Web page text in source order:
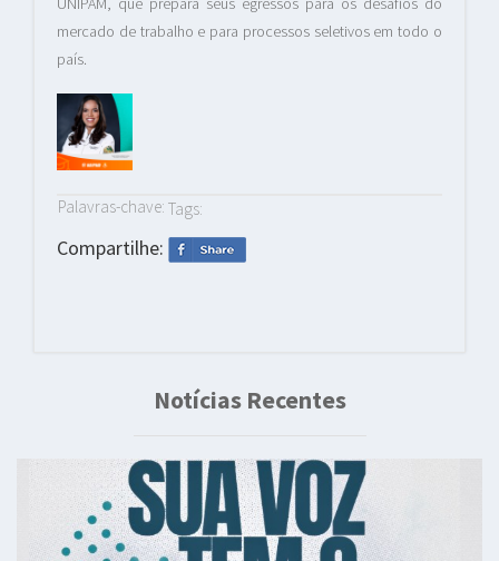
mercado de trabalho e para processos seletivos em todo o
país.
Palavras-chave: Tags:
Compartilhe:
Notícias Recentes